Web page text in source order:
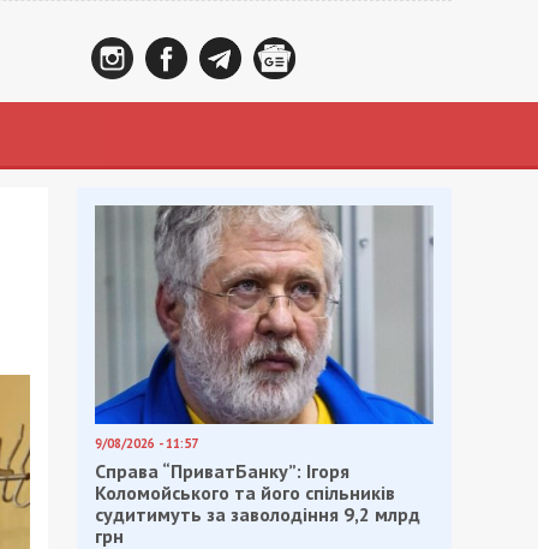
9/08/2026 - 11:57
Справа “ПриватБанку”: Ігоря
Коломойського та його спільників
судитимуть за заволодіння 9,2 млрд
грн